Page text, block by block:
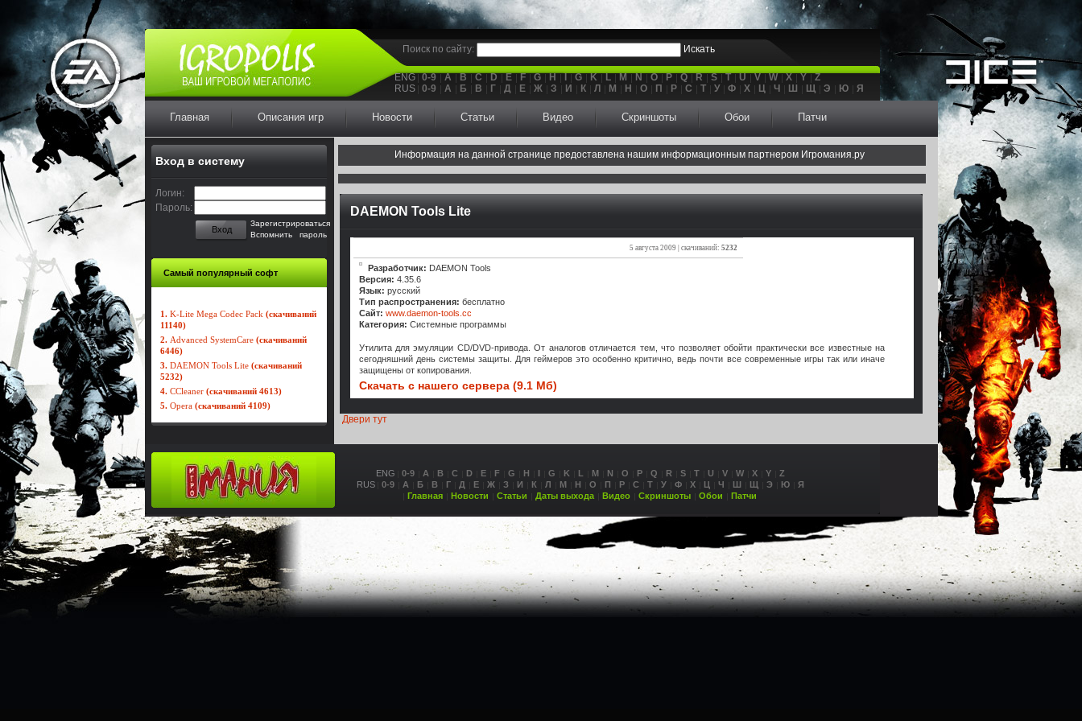
Поиск по сайту: Искать
ENG 0-9 A B C D E F G H G K L M N O P Q R S T U V W X Y
Z
RUS
0-9 А Б В Г Д Е Ж З И К Л М Н О П Р С Т У Ф Х Ц Ч Ш Щ Э Ю Я
Главная Описания игр Новости Статьи Видео Скриншоты Обои Патчи
Вход в систему
Логин:
Пароль:
Вход
Зарегистрироваться
Вспомнить пароль
Самый популярный софт
1.K-Lite Mega Codec Pack (скачиваний
11140)
2.Advanced SystemCare (скачиваний
6446)
3.DAEMON Tools Lite (скачиваний
5232)
4.CCleaner (скачиваний 4613)
5.Opera (скачиваний 4109)
Информация на данной странице предоставлена нашим информационным партнером Игромания.ру
DAEMON Tools Lite
5 августа 2009 | скачиваний: 5232
Разработчик: DAEMON Tools
Версия: 4.35.6
Язык: русский
Тип распространения: бесплатно
Сайт: www.daemon-tools.cc
Категория: Системные программы
Утилита для эмуляции CD/DVD-привода. От аналогов отличается тем, что позволяет обойти практически все известные на
сегодняшний день системы защиты. Для геймеров это особенно критично, ведь почти все современные игры так или иначе
защищены от копирования.
Скачать с нашего сервера (9.1 Мб)
Двери тут
ENG 0-9 A B C D E F G H I G K L M N O P Q R S T U V W X Y
Z
RUS
0-9 А Б В Г Д Е Ж З И К Л М Н О П Р С Т У Ф Х Ц Ч Ш Щ Э Ю
Я
Главная
Новости Статьи Даты выхода Видео Скриншоты Обои Патчи